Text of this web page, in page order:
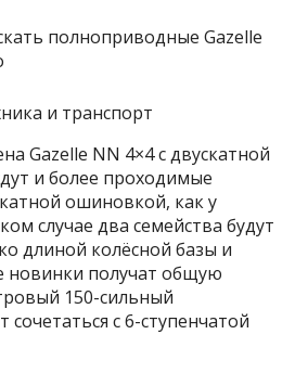
и транспорт
Gazelle NN 4×4 с двускатной
и более проходимые
ошиновкой, как у
случае два семейства будут
длиной колёсной базы и
новинки получат общую
150-сильный
сочетаться с 6-ступенчатой